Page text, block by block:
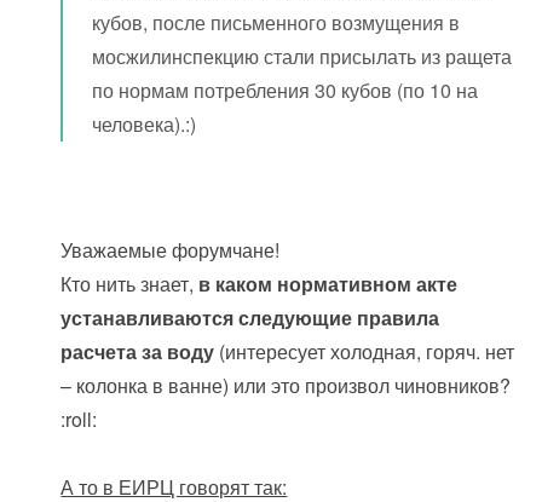
кубов, после письменного возмущения в
мосжилинспекцию стали присылать из ращета
по нормам потребления 30 кубов (по 10 на
человека).:)
Уважаемые форумчане!
Кто нить знает, в каком нормативном акте
устанавливаются следующие правила
расчета за воду (интересует холодная, горяч. нет
– колонка в ванне) или это произвол чиновников?
:roll:
А то в ЕИРЦ говорят так: